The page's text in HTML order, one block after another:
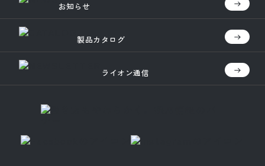
お知らせ
製品カタログ
ライオン通信